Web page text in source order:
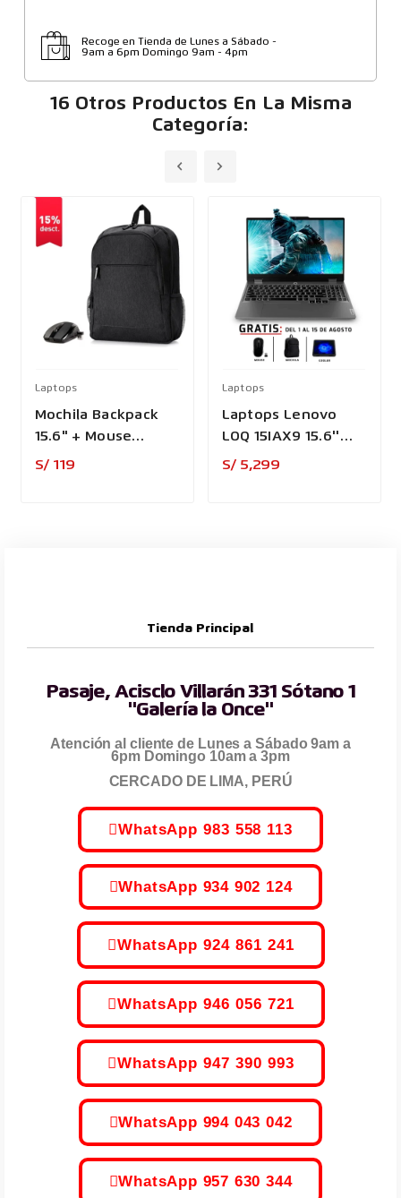
Recoge en Tienda de Lunes a Sábado -
9am a 6pm Domingo 9am - 4pm
16 Otros Productos En La Misma
Categoría:
Laptops
Mochila Backpack
15.6" + Mouse
Inalámbrico
S/ 119
Laptops
Laptops Lenovo
LOQ 15IAX9 15.6''
Core I5 12450HX
S/ 5,299
Tienda Principal
Pasaje, Acisclo Villarán 331 Sótano 1
"Galería la Once"
Atención al cliente de Lunes a Sábado 9am a
6pm Domingo 10am a 3pm
CERCADO DE LIMA, PERÚ
WhatsApp 983 558 113
WhatsApp 934 902 124
WhatsApp 924 861 241
WhatsApp 946 056 721
WhatsApp 947 390 993
WhatsApp 994 043 042
WhatsApp 957 630 344